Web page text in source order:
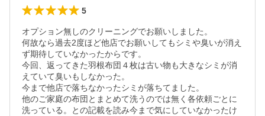
5
オプション無しのクリーニングでお願いしました。
何故なら過去2度ほど他店でお願いしてもシミや臭いが消え
ず期待していなかったからです。
今回、返ってきた羽根布団４枚は古い物も大きなシミが消
えていて臭いもしなかった。
今まで他店で落ちなかったシミが落ちてました。
他のご家庭の布団とまとめて洗うのでは無く各依頼ごとに
洗っている。との記載を読み今まで気にしていなかったけ